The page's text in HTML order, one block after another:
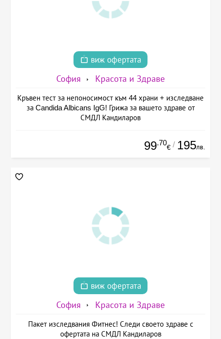
виж офертата
София Красота и Здраве
Кръвен тест за непоносимост към 44 храни + изследване
за Candida Albicans IgG! Грижа за вашето здраве от
СМДЛ Кандиларов
99.70
€ / 195лв.
виж офертата
София Красота и Здраве
Пакет изследвания Фитнес! Следи своето здраве с
офертата на СМДЛ Кандиларов